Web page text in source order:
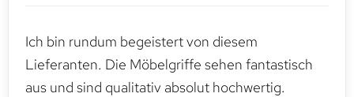
Ich bin rundum begeistert von diesem
Lieferanten. Die Möbelgriffe sehen fantastisch
aus und sind qualitativ absolut hochwertig.